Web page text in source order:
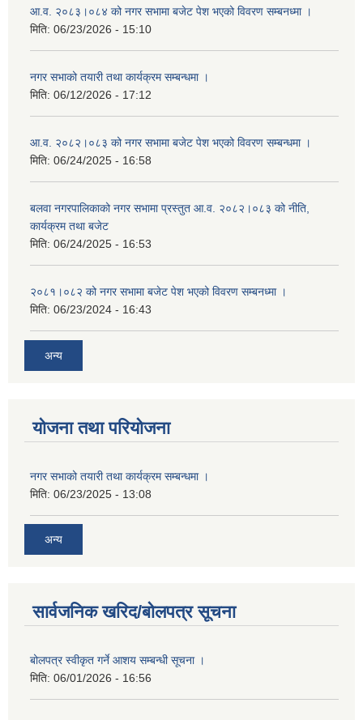
आ.व. २०८३।०८४ को नगर सभामा बजेट पेश भएको विवरण सम्बनध्मा ।
मिति: 06/23/2026 - 15:10
नगर सभाको तयारी तथा कार्यक्रम सम्बन्धमा ।
मिति: 06/12/2026 - 17:12
आ.व. २०८२।०८३ को नगर सभामा बजेट पेश भएको विवरण सम्बन्धमा ।
मिति: 06/24/2025 - 16:58
बलवा नगरपालिकाको नगर सभामा प्रस्तुत आ.व. २०८२।०८३ को नीति,
कार्यक्रम तथा बजेट
मिति: 06/24/2025 - 16:53
२०८१।०८२ को नगर सभामा बजेट पेश भएको विवरण सम्बनध्मा ।
मिति: 06/23/2024 - 16:43
अन्य
योजना तथा परियोजना
नगर सभाको तयारी तथा कार्यक्रम सम्बन्धमा ।
मिति: 06/23/2025 - 13:08
अन्य
सार्वजनिक खरिद/बोलपत्र सूचना
बोलपत्र स्वीकृत गर्ने आशय सम्बन्धी सूचना ।
मिति: 06/01/2026 - 16:56